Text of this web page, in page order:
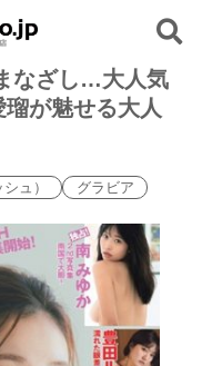
なざし…大人気
が魅せる大人
ュ） グラビア